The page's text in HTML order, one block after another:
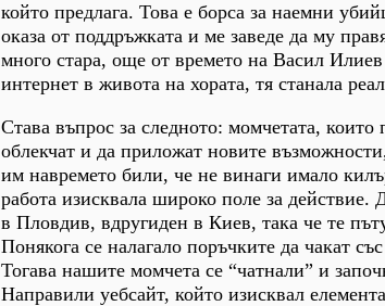
който предлага. Това е борса за наемни
оказа от поддръжката и ме заведе да му
много стара, още от времето на Васил
интернет в живота на хората, тя станала
Става въпрос за следното: момчетата,
облекчат и да приложат новите
им навремето били, че не винаги имало
работа изисквала широко поле за
в Пловдив, вдругиден в Киев, така че те
Понякога се налагало поръчките да чакат
Тогава нашите момчета се “чатнали” и
Направили уебсайт, който изисквал